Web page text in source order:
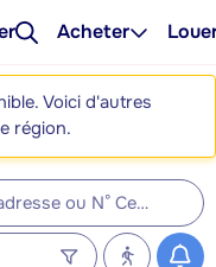
Acheter
Voici d'autres
région.